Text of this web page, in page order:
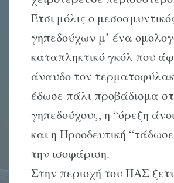
Έτσι μόλις ο
γηπεδούχων μ’ ένα
καταπληκτικό γκόλ που
άναυδο τον
έδωσε πάλι προβάδισμα
γηπεδούχους, η “όρεξη
και η Προοδευτική
την ισοφάριση.
Στην περιοχή του ΠAΣ